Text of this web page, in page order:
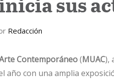
Redacción
Contemporáneo(MUAC),
año con una amplia